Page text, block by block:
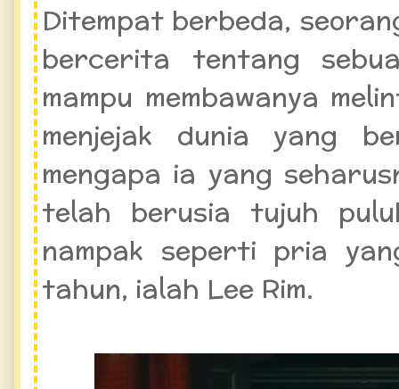
Ditempat berbeda,
bercerita tentang
mampu membawanya
menjejak dunia yang
mengapa ia yang
telah berusia tujuh
nampak seperti pria
tahun, ialah Lee Rim.